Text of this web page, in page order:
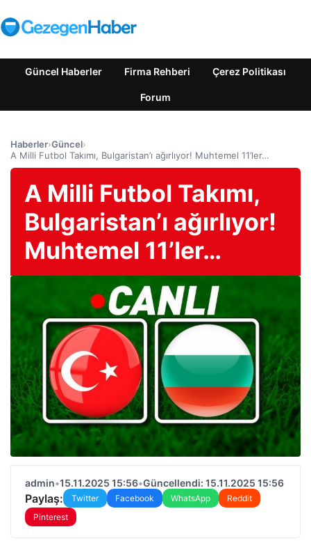
Güncel Haberler Firma Rehberi Çerez Politikası
Forum
Haberler›Güncel›
A Milli Futbol Takımı, Bulgaristan’ı ağırlıyor! Muhtemel 11’ler…
A Milli Futbol Takımı,
Bulgaristan’ı ağırlıyor!
Muhtemel 11’ler…
admin•15.11.2025 15:56•Güncellendi: 15.11.2025 15:56
Paylaş: Twitter Facebook WhatsApp
Reddit
Pinterest